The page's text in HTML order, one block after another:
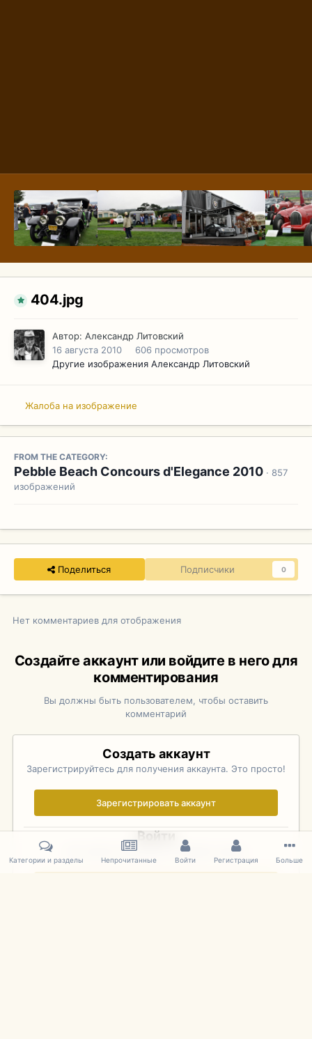
404.jpg
Автор: Александр Литовский
16 августа 2010
606 просмотров
Другие изображения Александр Литовский
Жалоба на изображение
FROM THE CATEGORY:
Pebble Beach Concours d'Elegance 2010 · 857
изображений
Поделиться Подписчики 0
Нет комментариев для отображения
Создайте аккаунт или войдите в него для
комментирования
Вы должны быть пользователем, чтобы оставить
комментарий
Создать аккаунт
Зарегистрируйтесь для получения аккаунта. Это просто!
Зарегистрировать аккаунт
Войти
Уже зарегистрированы? Войдите здесь.
Категории и разделы Непрочитанные Войти Регистрация Больше